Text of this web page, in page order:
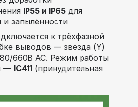
IP55 и IP65 для
запылённости
к трёхфазной
выводов — звезда (Y)
660В AC. Режим работы
— IC411 (принудительная